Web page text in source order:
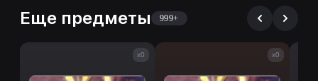
Еще предметы 999+
x0 x0